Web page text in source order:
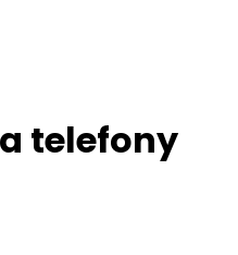
telefony